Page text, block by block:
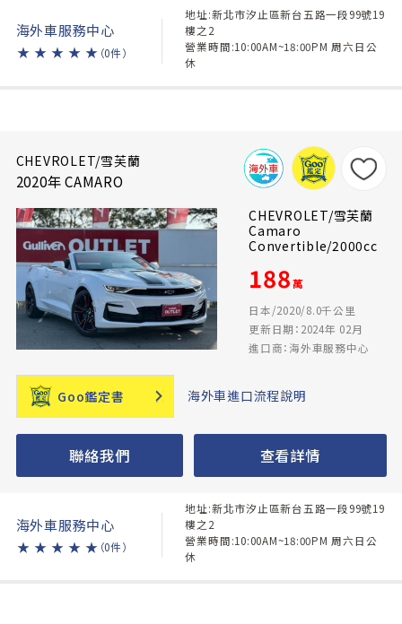
海外車服務中心
★ ★ ★ ★ ★ （0件）
地址:新北市汐止區新台五路一段99號19
樓之2
營業時間:10:00AM~18:00PM 周六日公
休
CHEVROLET/雪芙蘭
2020年 CAMARO
CHEVROLET/雪芙蘭
Camaro
Convertible/2000cc
188萬
日本/2020/8.0千公里
更新日期：2024年 02月
進口商：海外車服務中心
Goo鑑定書 海外車進口流程說明
聯絡我們 查看詳情
海外車服務中心
★ ★ ★ ★ ★ （0件）
地址:新北市汐止區新台五路一段99號19
樓之2
營業時間:10:00AM~18:00PM 周六日公
休